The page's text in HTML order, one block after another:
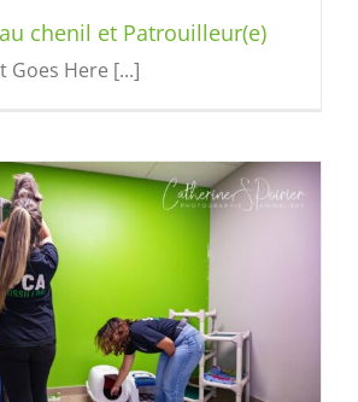
chenil et Patrouilleur(e)
Goes Here [...]